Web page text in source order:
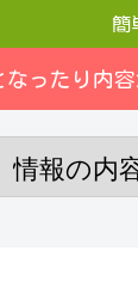
簡
ったり内